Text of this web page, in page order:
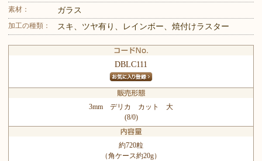
素材： ガラス
加工の種類： スキ、ツヤ有り、レインボー、焼付けラスター
DBLC111
3mm デリカ カット 大
(8/0)
約720粒
（角ケース約20g）